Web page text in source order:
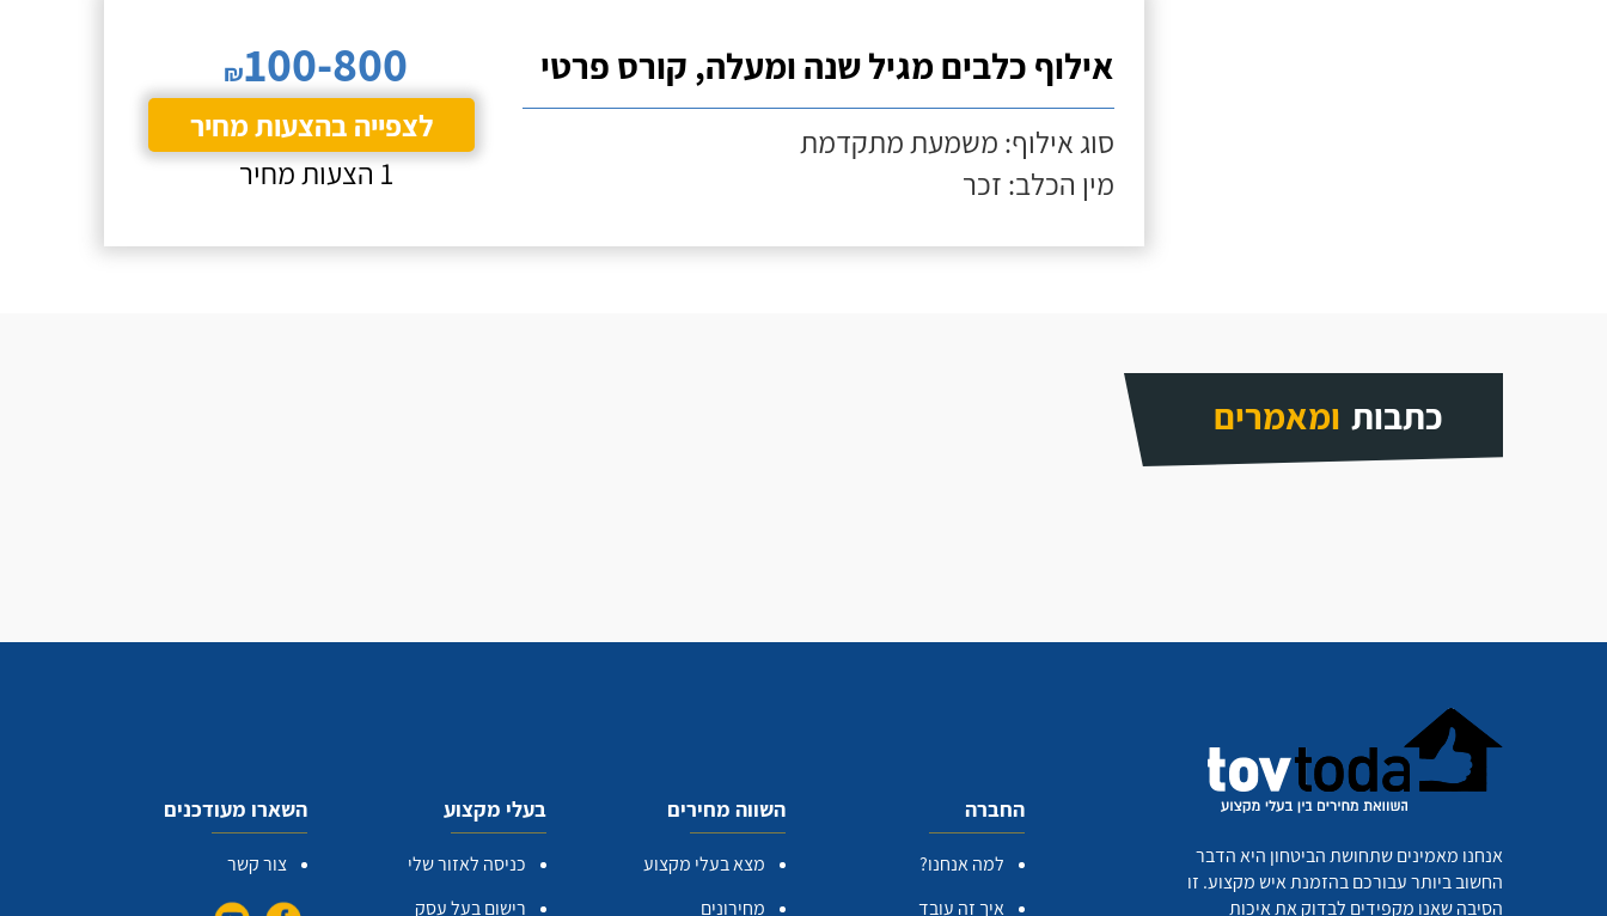
אילוף כלבים מגיל שנה ומעלה, קורס פרטי
סוג אילוף: משמעת מתקדמת
מין הכלב: זכר
₪100-800
לצפייה בהצעות מחיר
1 הצעות מחיר
כתבות ומאמרים
אנחנו מאמינים שתחושת הביטחון היא הדבר
החשוב ביותר עבורכם בהזמנת איש מקצוע. זו
הסיבה שאנו מקפידים לבדוק את איכות
החברה
למה אנחנו?
איך זה עובד
השווה מחירים
מצא בעלי מקצוע
מחירונים
בעלי מקצוע
כניסה לאזור שלי
רישום בעל עסק
השארו מעודכנים
צור קשר